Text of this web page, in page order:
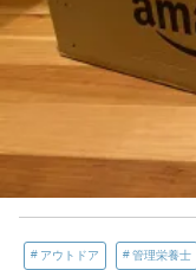
アウトドア 管理栄養士